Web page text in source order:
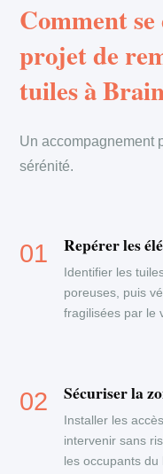
Comment
projet de
tuiles à
Un accompagnement
sérénité.
Repérer les
Identifier les
poreuses, puis
fragilisées par le
Sécuriser la
Installer les
intervenir sans
les occupants du